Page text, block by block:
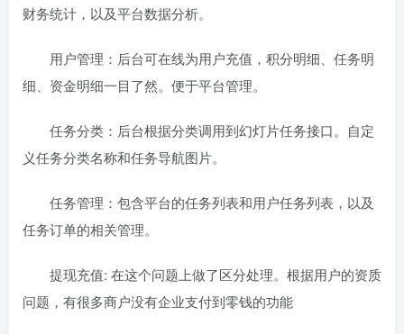
财务统计，以及平台数据分析。
用户管理：后台可在线为用户充值，积分明细、任务明
细、资金明细一目了然。便于平台管理。
任务分类：后台根据分类调用到幻灯片任务接口。自定
义任务分类名称和任务导航图片。
任务管理：包含平台的任务列表和用户任务列表，以及
任务订单的相关管理。
提现充值: 在这个问题上做了区分处理。根据用户的资质
问题，有很多商户没有企业支付到零钱的功能